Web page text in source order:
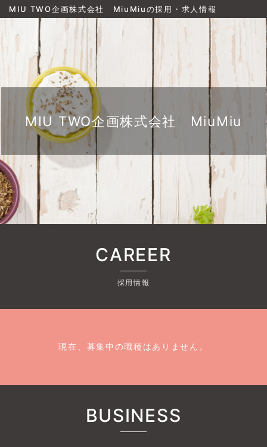
MIU TWO企画株式会社 MiuMiuの採用・求人情報
MIU TWO企画株式会社 MiuMiu
CAREER
採用情報
現在、募集中の職種はありません。
BUSINESS